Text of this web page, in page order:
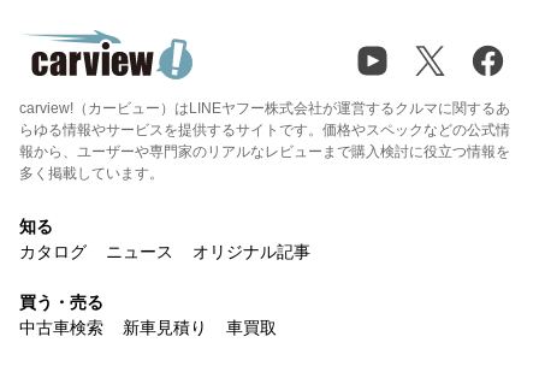
carview!（カービュー）はLINEヤフー株式会社が運営するクルマに関するあ
らゆる情報やサービスを提供するサイトです。価格やスペックなどの公式情
報から、ユーザーや専門家のリアルなレビューまで購入検討に役立つ情報を
多く掲載しています。
知る
カタログ
ニュース オリジナル記事
買う・売る
中古車検索
新車見積り 車買取